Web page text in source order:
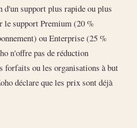
d'un support plus rapide ou plus
le support Premium (20 %
ou Enterprise (25 %
n'offre pas de réduction
forfaits ou les organisations à but
déclare que les prix sont déjà